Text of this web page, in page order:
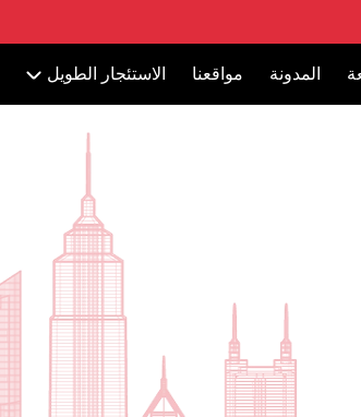
المدونة مواقعنا الاستئجار الطويل